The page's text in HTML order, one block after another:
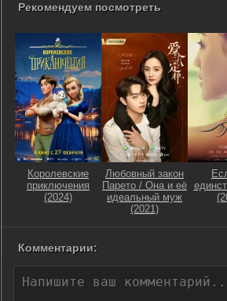
Рекомендуем посмотреть
Королевские
приключения
(2024)
Любовный закон
Парето / Она и её
идеальный муж
(2021)
Комментарии: